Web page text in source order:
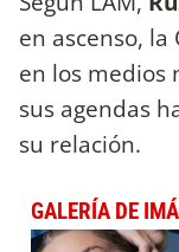
en ascenso,
en los medios
sus agendas
su relación.
GALERÍA DE